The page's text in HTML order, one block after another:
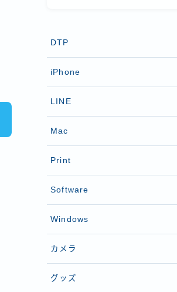
DTP
iPhone
LINE
Mac
Print
Software
Windows
カメラ
グッズ